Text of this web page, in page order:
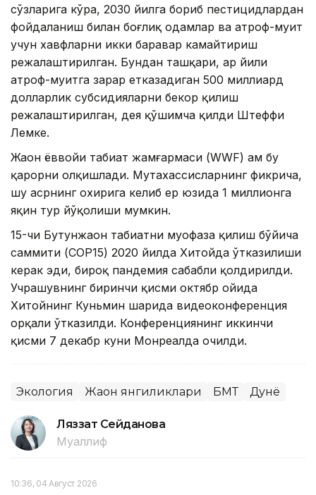
сўзларига кўра, 2030 йилга бориб пестицидлардан
фойдаланиш билан боғлиқ одамлар ва атроф-муҳит
учун хавфларни икки баравар камайтириш
режалаштирилган. Бундан ташқари, ҳар йили
атроф-муҳитга зарар етказадиган 500 миллиард
долларлик субсидияларни бекор қилиш
режалаштирилган, дея қўшимча қилди Штеффи
Лемке.
Жаҳон ёввойи табиат жамғармаси (WWF) ҳам бу
қарорни олқишлади. Мутахассисларнинг фикрича,
шу асрнинг охирига келиб ер юзида 1 миллионга
яқин тур йўқолиши мумкин.
15-чи Бутунжаҳон табиатни муҳофаза қилиш бўйича
саммити (COP15) 2020 йилда Хитойда ўтказилиши
керак эди, бироқ пандемия сабабли қолдирилди.
Учрашувнинг биринчи қисми октябр ойида
Хитойнинг Куньмин шаҳрида видеоконференция
орқали ўтказилди. Конференциянинг иккинчи
қисми 7 декабр куни Монреалда очилди.
Экология Жаҳон янгиликлари БМТ Дунё
Ляззат Сейданова
Муаллиф
10:36, 04 Август 2026